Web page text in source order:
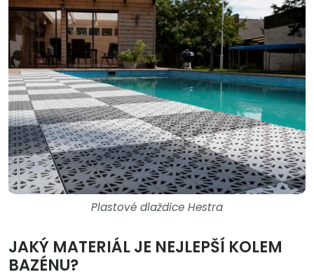
Plastové dlaždice Hestra
JAKÝ MATERIÁL JE NEJLEPŠÍ KOLEM
BAZÉNU?